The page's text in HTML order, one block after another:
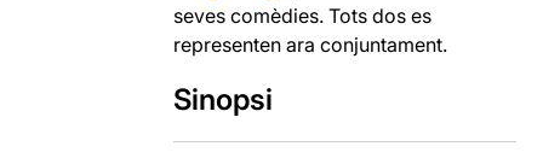
seves comèdies. Tots dos es
representen ara conjuntament.
Sinopsi